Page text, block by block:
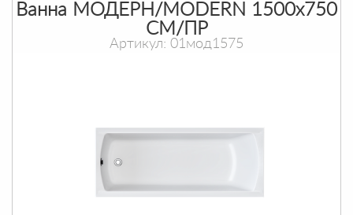
Ванна МОДЕРН/MODERN 1500х750
СМ/ПР
Артикул: 01мод1575